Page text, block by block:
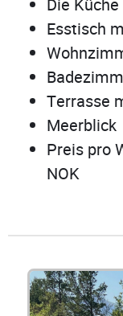
Die
Esstisch
Terrasse
Meerblick
Preis pro
NOK